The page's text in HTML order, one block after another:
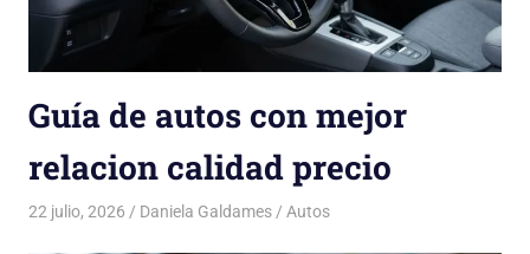
Guía de autos con mejor
relacion calidad precio
22 julio, 2026 Daniela Galdames Autos